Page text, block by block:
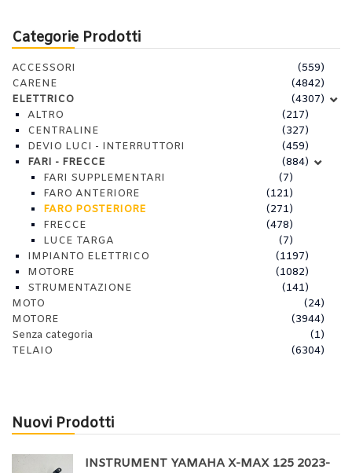
Categorie Prodotti
ACCESSORI
(559)
CARENE
(4842)
ELETTRICO
(4307)
ALTRO
(217)
CENTRALINE
(327)
DEVIO LUCI - INTERRUTTORI
(459)
FARI - FRECCE
(884)
FARI SUPPLEMENTARI
(7)
FARO ANTERIORE
(121)
FARO POSTERIORE
(271)
FRECCE
(478)
LUCE TARGA
(7)
IMPIANTO ELETTRICO
(1197)
MOTORE
(1082)
STRUMENTAZIONE
(141)
MOTO
(24)
MOTORE
(3944)
Senza categoria
(1)
TELAIO
(6304)
Nuovi Prodotti
INSTRUMENT YAMAHA X-MAX 125 2023-